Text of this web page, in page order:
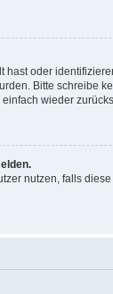
oder
Bitte
wieder
nutzen, falls